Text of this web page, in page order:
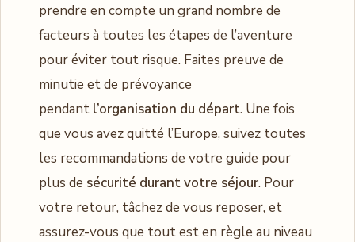
prendre en compte un grand nombre de
facteurs à toutes les étapes de l’aventure
pour éviter tout risque. Faites preuve de
minutie et de prévoyance
pendant l’organisation du départ. Une fois
que vous avez quitté l’Europe, suivez toutes
les recommandations de votre guide pour
plus de sécurité durant votre séjour. Pour
votre retour, tâchez de vous reposer, et
assurez-vous que tout est en règle au niveau